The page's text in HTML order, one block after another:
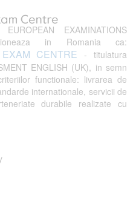
EXAMINATIONS
in Romania ca:
CENTRE - titulatura
ENGLISH (UK), in semn
functionale: livrarea de
internationale, servicii de
durabile realizate cu